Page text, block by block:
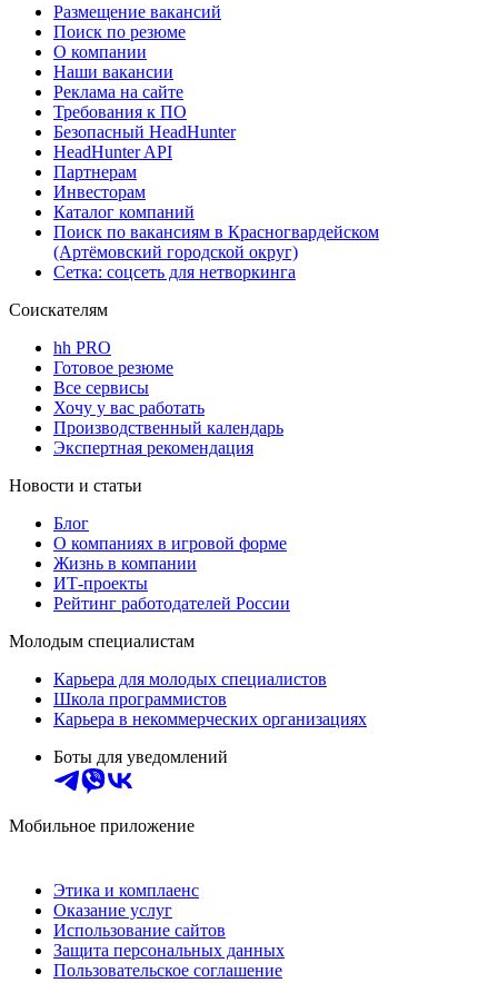
Размещение вакансий
Поиск по резюме
О компании
Наши вакансии
Реклама на сайте
Требования к ПО
Безопасный HeadHunter
HeadHunter API
Партнерам
Инвесторам
Каталог компаний
Поиск по вакансиям в Красногвардейском
(Артёмовский городской округ)
Сетка: соцсеть для нетворкинга
Соискателям
hh PRO
Готовое резюме
Все сервисы
Хочу у вас работать
Производственный календарь
Экспертная рекомендация
Новости и статьи
Блог
О компаниях в игровой форме
Жизнь в компании
ИТ-проекты
Рейтинг работодателей России
Молодым специалистам
Карьера для молодых специалистов
Школа программистов
Карьера в некоммерческих организациях
Боты для уведомлений
Мобильное приложение
Этика и комплаенс
Оказание услуг
Использование сайтов
Защита персональных данных
Пользовательское соглашение